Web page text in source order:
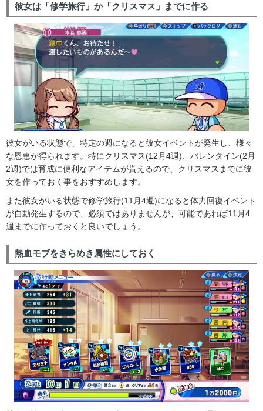
彼女は「修学旅行」か「クリスマス」までに作る
彼女がいる状態で、特定の週になると彼女イベントが発生し、様々
な恩恵が得られます。特にクリスマス(12月4週)、バレンタイン(2月
2週)では育成に便利なアイテムが貰えるので、クリスマスまでに彼
女を作っておく事をおすすめします。
また彼女がいる状態で修学旅行(11月4週)になると体力回復イベント
が自動発生するので、必須ではありませんが、可能であれば11月4
週までに作っておくと良いでしょう。
熱血モブをきらめき属性にしておく